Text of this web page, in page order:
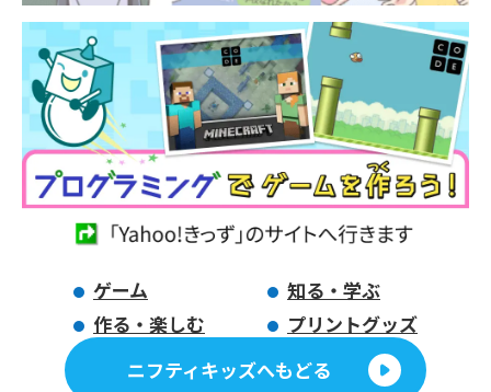
ゲーム
知る・学ぶ
作る・楽しむ
プリントグッズ
ニフティキッズへもどる